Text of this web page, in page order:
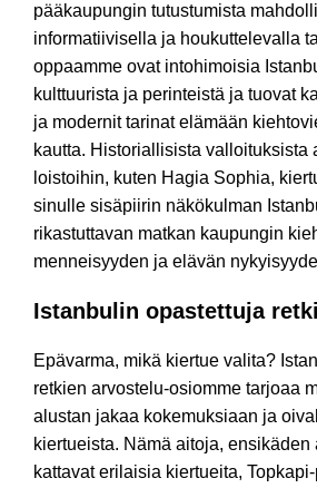
pääkaupungin tutustumista
informatiivisella ja houkuttelevalla
oppaamme ovat intohimoisia
kulttuurista ja perinteistä ja tuovat
ja modernit tarinat elämään
kautta. Historiallisista valloituksista
loistoihin, kuten Hagia Sophia,
sinulle sisäpiirin näkökulman
rikastuttavan matkan kaupungin
menneisyyden ja elävän
Istanbulin opastettuja
Epävarma, mikä kiertue valita?
retkien arvostelu-osiomme tarjoaa
alustan jakaa kokemuksiaan ja
kiertueista. Nämä aitoja, ensikäden
kattavat erilaisia kiertueita,